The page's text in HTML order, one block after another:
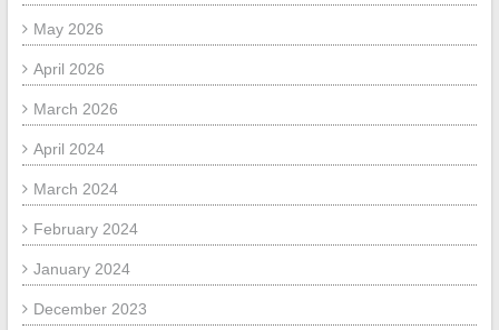
May 2026
April 2026
March 2026
April 2024
March 2024
February 2024
January 2024
December 2023